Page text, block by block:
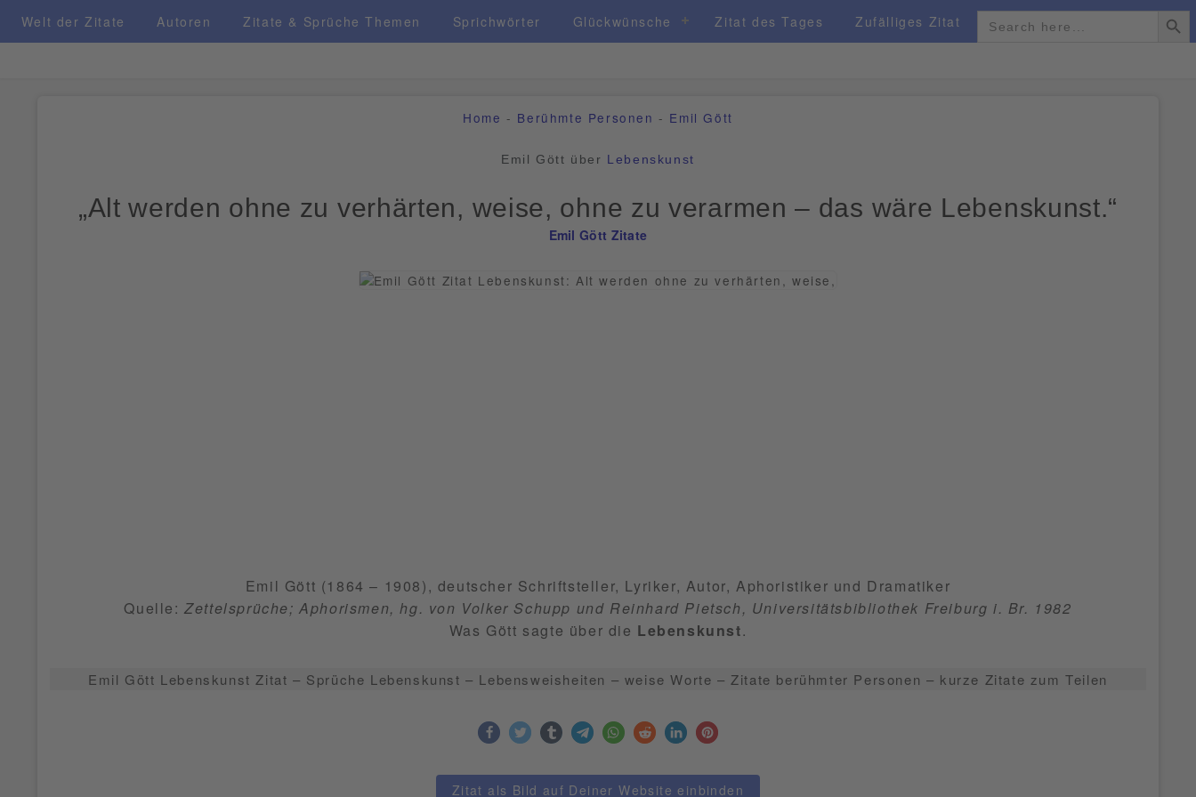
Welt der Zitate Autoren Zitate & Sprüche Themen Sprichwörter Glückwünsche Zitat des Tages Zufälliges Zitat
Search
Home - Berühmte Personen - Emil Gött
Emil Gött über Lebenskunst
„Alt werden ohne zu verhärten, weise, ohne zu verarmen – das wäre Lebenskunst.“
Emil Gött Zitate
Emil Gött (1864 – 1908), deutscher Schriftsteller, Lyriker, Autor, Aphoristiker und Dramatiker
Quelle:Zettelsprüche; Aphorismen, hg. von Volker Schupp und Reinhard Pietsch, Universitätsbibliothek Freiburg i. Br. 1982
Was Gött sagte über die Lebenskunst.
Emil Gött Lebenskunst Zitat – Sprüche Lebenskunst – Lebensweisheiten – weise Worte – Zitate berühmter Personen – kurze Zitate zum Teilen
Zitat als Bild auf Deiner Website einbinden